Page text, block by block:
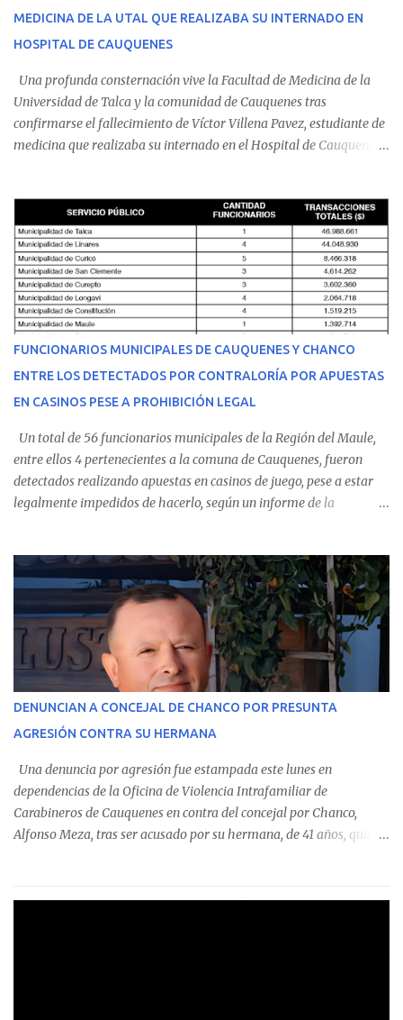
MEDICINA DE LA UTAL QUE REALIZABA SU INTERNADO EN
HOSPITAL DE CAUQUENES
Una profunda consternación vive la Facultad de Medicina de la
Universidad de Talca y la comunidad de Cauquenes tras
confirmarse el fallecimiento de Víctor Villena Pavez, estudiante de
medicina que realizaba su internado en el Hospital de Cauquenes.
malestares físicos. Dada la complejidad de su estado de salud, el
equipo médico determinó su traslado de urgencia al Hospital
Regional de Talca y dado la urgencia la ambulancia partió hacia
Talca con escolta de Carabineros. En medio del traslado, el
estudiante de medicina de 25 años, se agravó y pese a los esfuerzos
del personal de emergencia terminó falleciendo, sin alcanzar a
recibir atención especializada en el centro de destino. Apenas se
conoció la gravedad de su condición, sus padres —residentes en
Villarrica— se trasladaron a Cauquenes con la esperanza de una
evolución favorable. No obstante, alrededo...
FUNCIONARIOS MUNICIPALES DE CAUQUENES Y CHANCO
ENTRE LOS DETECTADOS POR CONTRALORÍA POR APUESTAS
EN CASINOS PESE A PROHIBICIÓN LEGAL
Un total de 56 funcionarios municipales de la Región del Maule,
entre ellos 4 pertenecientes a la comuna de Cauquenes, fueron
detectados realizando apuestas en casinos de juego, pese a estar
legalmente impedidos de hacerlo, según un informe de la
estableció que estos funcionarios —quienes administran o
custodian fondos públicos— efectuaron transacciones por un
monto total de $116.075.918 entre enero de 2024 y junio de 2025.
En el detalle regional, se indica que en la comuna de Cauquenes se
identificó a cuatro funcionarios involucrados en este tipo de
operaciones. Asimismo, se precisa que uno de los casos
corresponde a un funcionario de la Municipalidad de Chanco,
detectaron incumplimientos a la normativa vigente. El informe
precisa que la mayor cantidad de dinero apostado se registró en
Talca, donde...
DENUNCIAN A CONCEJAL DE CHANCO POR PRESUNTA
AGRESIÓN CONTRA SU HERMANA
Una denuncia por agresión fue estampada este lunes en
dependencias de la Oficina de Violencia Intrafamiliar de
Carabineros de Cauquenes en contra del concejal por Chanco,
Alfonso Meza, tras ser acusado por su hermana, de 41 años, quien
relató que los hechos ocurrieron cerca de las 11:30 horas en el